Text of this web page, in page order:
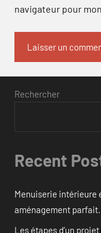
navigateur pour
Rechercher
Recent
Menuiserie intérieure
aménagement parfait.
Les étapes d’un